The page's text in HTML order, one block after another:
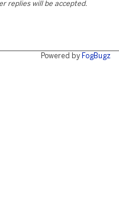
replies will be accepted.
Powered by FogBugz